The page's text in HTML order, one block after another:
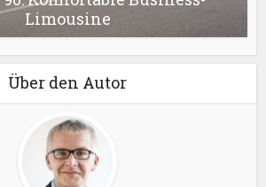
Limousine
Über den Autor